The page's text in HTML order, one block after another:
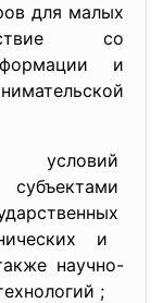
для малых
со
и
условий
и
научно-
;